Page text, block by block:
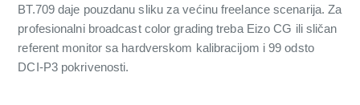
BT.709 daje pouzdanu sliku za većinu freelance scenarija. Za
profesionalni broadcast color grading treba Eizo CG ili sličan
referent monitor sa hardverskom kalibracijom i 99 odsto
DCI-P3 pokrivenosti.